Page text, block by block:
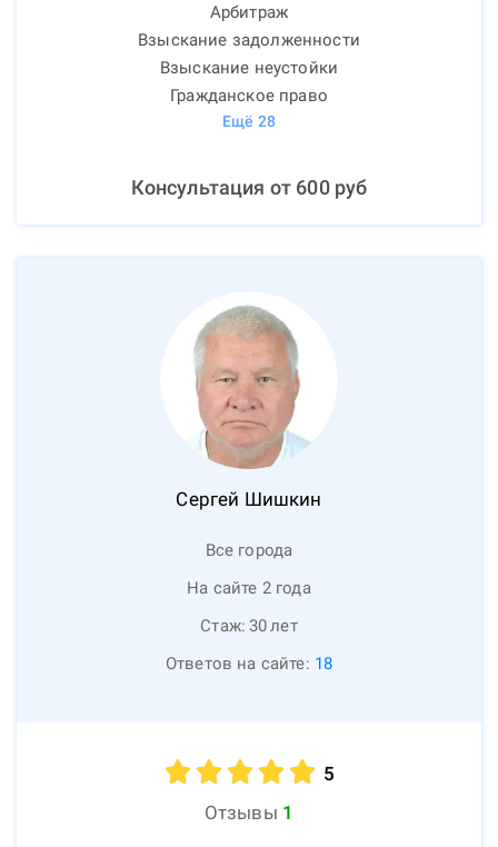
Арбитраж
Взыскание задолженности
Взыскание неустойки
Гражданское право
Ещё 28
Консультация от 600руб
Сергей Шишкин
Все города
На сайте 2 года
Стаж: 30лет
Ответов на сайте: 18
5
Отзывы 1